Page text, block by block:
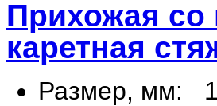
Прихожая
каретная
Размер, мм: